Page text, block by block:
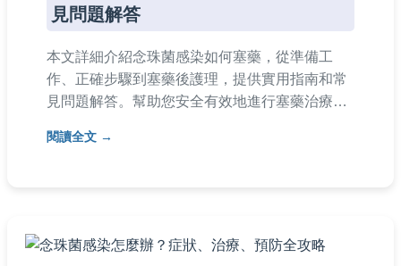
見問題解答
本文詳細介紹念珠菌感染如何塞藥，從準備工
作、正確步驟到塞藥後護理，提供實用指南和常
見問題解答。幫助您安全有效地進行塞藥治療，
機、藥物選擇、注意事項等，適合初次或反复使
閱讀全文